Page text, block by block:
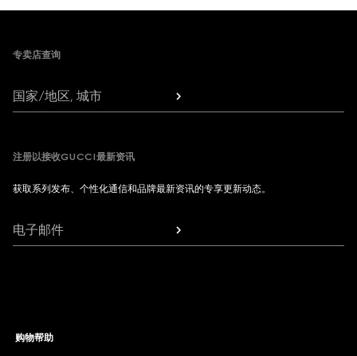
专卖店查询
国家/地区, 城市
注册以接收GUCCI最新资讯
获取系列发布、个性化通信和品牌最新资讯的专享更新动态。
电子邮件
购物帮助